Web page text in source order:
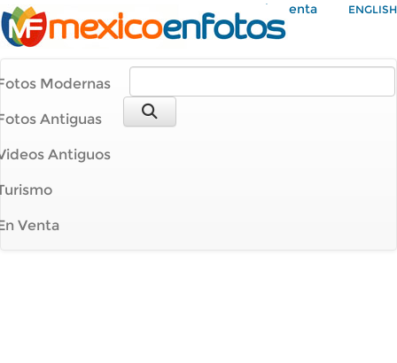
Mi Cuenta ENGLISH
Modernas
Antiguas
Antiguos
Venta